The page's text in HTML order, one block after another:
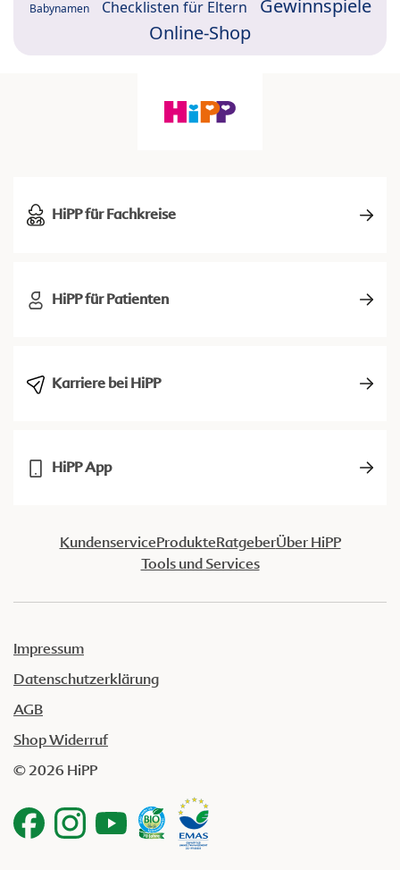
Babynamen Checklisten für Eltern
Gewinnspiele
Online-Shop
HiPP für Fachkreise
HiPP für Patienten
Karriere bei HiPP
HiPP App
KundenserviceProdukteRatgeberÜber HiPP
Tools und Services
Impressum
Datenschutzerklärung
AGB
Shop Widerruf
© 2026 HiPP